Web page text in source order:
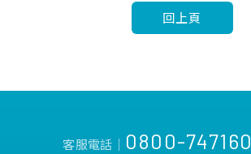
回上頁
客服電話│ 0800-747160